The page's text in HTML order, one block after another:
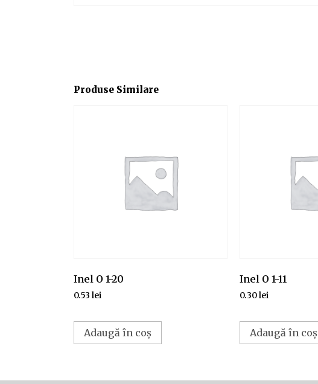
Produse Similare
Inel O 1-20
0.53 lei
Adaugă în coș
Inel O 1-11
0.30lei
Adaugă în coș